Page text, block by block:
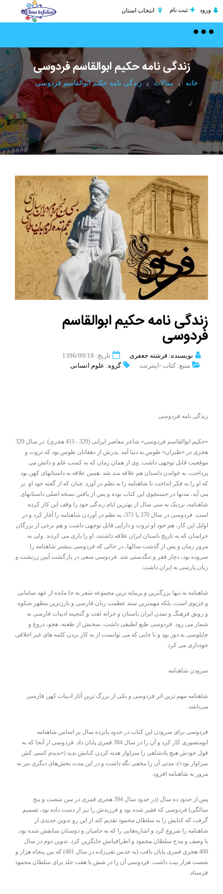
ورود ثبت نام انتخاب استان
Toggle
زندگی نامه حکیم ابوالقاسم فردوسی
خانه مقالات زندگی نامه حکیم ابوالقاسم فردوسی
زندگی نامه حکیم ابوالقاسم
فردوسی
نویسنده: فرشته جعفری
تاریخ: 1396/09/18
منبع: کتاب -اینترنت
گروه: علوم انسانی
زندگی نامه فردوسی
«حکیم ابوالقاسم فردوسی» شاعر معاصر ایرانی (329 –411 هجری). در سال 329
هجری در «طبران» طوس به دنیا آمد. پدرش از دهقانان طوس بود که ثروت و
موقعیت قابل توجهی داشت. وی از همان زمان که به کسب علم و دانش می
پرداخت، به خواندن داستان هم علاقه مند شد .همین علاقه به داستانهای کهن بود
که او را به فکر انداخت تا شاهنامه را به نظم در آورد. چنان که از گفته خود او بر
می آید، مدتها در جستجوی این کتاب بوده و پس از یافتن نسخه اصلی داستانهای
شاهنامه، نزدیک به سی سال از بهترین ایام زندگی خود را وقف این کار کرده
است. فردوسی در سال 370 یا 371، به نظم در آوردن شاهنامه را آغاز کرد و در
اوایل این کار، هم خود او ثروت و دارایی قابل توجهی داشت و هم برخی از بزرگان
خراسان که به تاریخ باستان ایران علاقه داشتند، او را یاری می کردند. ولی به
مرور زمان و پس از گذشت سالها، در حالی که فردوسی بیشتر شاهنامه را
سروده بود، دچار فقر و تنگدستی شد. فردوسی سعی در بازگشت آیین زرتشت و
زبان پارسی به ایران داشت.
شاهنامه نه تنها بزرگترین و پرمایه ترین مجموعه شعر به جا مانده از عهد سامانی
و غزنوی است، بلکه مهمترین سند عظمت زبان فارسی و بارزترین مظهر شکوه
و رونق فرهنگ و تمدن ایران باستان و خزانه لغت و گنجینه ادبیات فارسی به
شمار می رود. فردوسی طبع لطیفی داشت، سخنش از طعنه، هجو، دروغ و
چاپلوسی به دور بود و تا جایی که می توانست از به کار بردن کلمه های غیر اخلاقی
خودداری می کرد .
سرودن شاهنامه
شاهنامه مهم ترین اثر فردوسی و یکی از بزرگ ترین آثار ادبیات کهن فارسی
می‌باشد.
فردوسی برای سرودن این کتاب در حدود پانزده سال بر اساس شاهنامه
ابومنصوری کار کرد و آن را در سال 384 قمری پایان داد. فردوسی از آنجا که به
قول خودش هیچ پادشاهی را سزاوار هدیه کردن کتابش ندید («ندیدم کسی کش
سزاوار بود»)، مدتی آن را مخفی نگه داشت و در این مدت بخش‌های دیگری نیز به
مرور به شاهنامه افزود.
پس از حدود ده سال (در حدود سال 394 هجری قمری در سن شصت و پنج
سالگی) فردوسی که فقیر شده بود و فرزندش را نیز از دست داده بود، تصمیم
گرفت که کتابش را به سلطان محمود تقدیم کند از این رو تدوین جدیدی از
شاهنامه را شروع کرد و اشاره‌هایی را که به حامیان و دوستان سابقش شده بود،
با وصف و مدح سلطان محمود و اطرافیانش جایگزین کرد. تدوین دوم در سال
400 هجری قمری پایان یافت (به حدس تقی‌زاده در سال 401) که بین پنجاه هزار و
شصت هزار بیت داشت. فردوسی آن را در شش یا هفت جلد برای سلطان محمود
فرستاد.